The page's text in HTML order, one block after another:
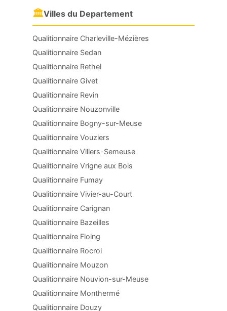
🏛Villes du Departement
Qualitionnaire Charleville-Mézières
Qualitionnaire Sedan
Qualitionnaire Rethel
Qualitionnaire Givet
Qualitionnaire Revin
Qualitionnaire Nouzonville
Qualitionnaire Bogny-sur-Meuse
Qualitionnaire Vouziers
Qualitionnaire Villers-Semeuse
Qualitionnaire Vrigne aux Bois
Qualitionnaire Fumay
Qualitionnaire Vivier-au-Court
Qualitionnaire Carignan
Qualitionnaire Bazeilles
Qualitionnaire Floing
Qualitionnaire Rocroi
Qualitionnaire Mouzon
Qualitionnaire Nouvion-sur-Meuse
Qualitionnaire Monthermé
Qualitionnaire Douzy